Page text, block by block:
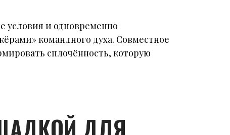
условия и одновременно
командного духа. Совместное
сплочённость, которую